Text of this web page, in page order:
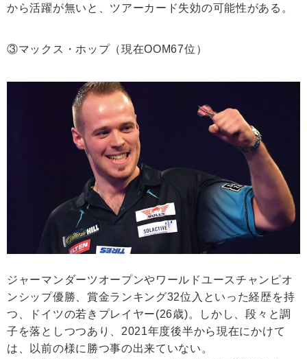
から活躍が無いと、ツアーカード失効の可能性がある。
③マックス・ホップ（現在OOM67位）
ジャーマンダーツオープンやワールドユースチャンピオ
ンシップ優勝、賞金ランキング32位入といった経歴を持
つ、ドイツの若きプレイヤー(26歳)。しかし、段々と調
子を落としつつあり、2021年度後半から現在にかけて
は、以前の様に勝つ事の出来ていない。